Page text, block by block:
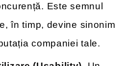
Este semnul
în timp, devine sinonim
companiei tale.